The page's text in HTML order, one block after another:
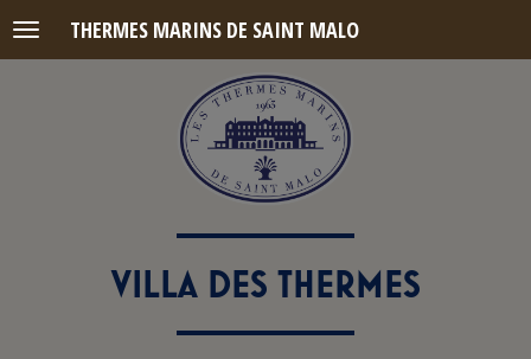
Menu THERMES MARINS DE SAINT MALO
VILLA DES THERMES